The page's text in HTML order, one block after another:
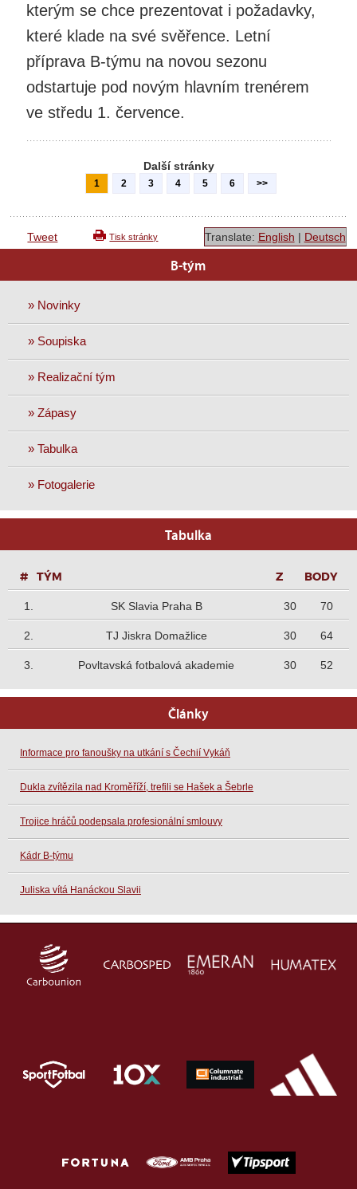
kterým se chce prezentovat i požadavky,
které klade na své svěřence. Letní
příprava B-týmu na novou sezonu
odstartuje pod novým hlavním trenérem
ve středu 1. července.
Další stránky
1 2 3 4 5 6 >>
Tweet Tisk stránky Translate: English | Deutsch
B-tým
» Novinky
» Soupiska
» Realizační tým
» Zápasy
» Tabulka
» Fotogalerie
Tabulka
TÝM Z B
1. SK Slavia Praha B 30 70
2. TJ Jiskra Domažlice 30 64
3. Povltavská fotbalová akademie 30 52
Články
Informace pro fanoušky na utkání s Čechií Vykáň
Dukla zvítězila nad Kroměříží, trefili se Hašek a Šebrle
Trojice hráčů podepsala profesionální smlouvy
Kádr B-týmu
Juliska vítá Hanáckou Slavii